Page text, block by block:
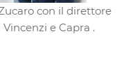
con il direttore
e Capra .